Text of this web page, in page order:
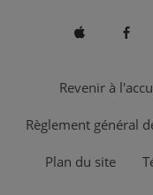
Revenir à
Règlement général
Plan du site